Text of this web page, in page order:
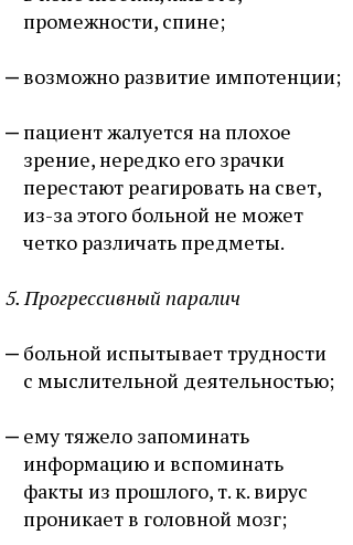
промежности, спине;
возможно развитие импотенции;
пациент жалуется на плохое
зрение, нередко его зрачки
перестают реагировать на свет,
из-за этого больной не может
четко различать предметы.
5. Прогрессивный паралич
больной испытывает трудности
с мыслительной деятельностью;
ему тяжело запоминать
информацию и вспоминать
факты из прошлого, т. к. вирус
проникает в головной мозг;